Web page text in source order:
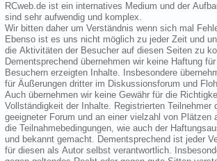
RCweb.de ist ein internatives Medium und der
sind sehr aufwendig und komplex.
Wir bitten daher um Verständnis wenn sich mal
Ebenso ist es uns nicht möglich zu jeder Zeit und
die Aktivitäten der Besucher auf diesen Seiten zu
Dementsprechend übernehmen wir keine Haftung
Besuchern erzeigten Inhalte. Insbesondere
für Äußerungen dritter im Diskussionsforum und
Auch übernehmen wir keine Gewähr für die
Vollständigkeit der Inhalte. Registrierten Teilnehmer
geeigneter Forum und an einer vielzahl von Plätzen
die Teilnahmebedingungen, wie auch der
und bekannt gemacht. Dementsprechend ist jeder
für diesen als Autor selbst verantwortlich.